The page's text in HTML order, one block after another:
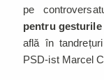
pe
pentru
află în
PSD-ist Marcel